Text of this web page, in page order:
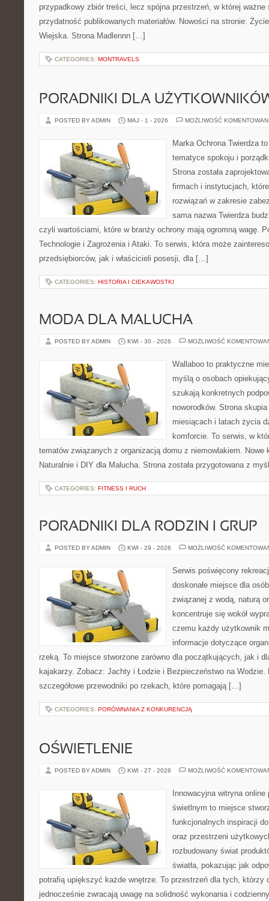
przypadkowy zbiór treści, lecz spójna przestrzeń, w której
przydatność publikowanych materiałów. Nowości na stronie:
Wiejska. Strona Madlennn […]
CATEGORIES: MONTRAVELS
PORADNIKI DLA
POSTED BY ADMIN MAJ - 1 - 2026 MOŻLIWOŚĆ
Marka Ochrona Twierdza
tematyce spokoju i
Strona została
firmach i instytucjach,
rozwiązań w zakresie
sama nazwa Twierdza
czyli wartościami, które w branży ochrony mają ogromną wagę.
Technologie i Zagrożenia i Ataki. To serwis, która może
przedsiębiorców, jak i właścicieli posesji, dla […]
CATEGORIES: HISTORIA I CIEKAWOSTKI
MODA DLA MALUCHA
POSTED BY ADMIN KWI - 30 - 2026 MOŻLIWOŚĆ
Wallaboo to praktyczne
myślą o osobach
szukają konkretnych
noworodków. Strona
miesiącach i latach życia
komforcie. To serwis, w
tematów związanych z organizacją domu z niemowlakiem. Nowe
Naturalnie i DIY dla Malucha. Strona została przygotowana z
CATEGORIES: FITNESS I RUCH
PORADNIKI DLA RODZIN I GRUP
POSTED BY ADMIN KWI - 29 - 2026 MOŻLIWOŚĆ
Serwis poświęcony
doskonałe miejsce dla
związanej z wodą, naturą
koncentruje się wokół
czemu każdy użytkownik
informacje dotyczące
rzeką. To miejsce stworzone zarówno dla początkujących, jak i
kajakarzy. Zobacz: Jachty i Łodzie i Bezpieczeństwo na Wodzie.
szczegółowe przewodniki po rzekach, które pomagają […]
CATEGORIES: PORÓWNANIA Z KONKURENCJĄ
OŚWIETLENIE
POSTED BY ADMIN KWI - 27 - 2026 MOŻLIWOŚĆ
Innowacyjna witryna
świetlnym to miejsce
funkcjonalnych inspiracji
oraz przestrzeni
rozbudowany świat
światła, pokazując jak
potrafią upiększyć każde wnętrze. To przestrzeń dla tych, którzy
jednocześnie zwracają uwagę na solidność wykonania i